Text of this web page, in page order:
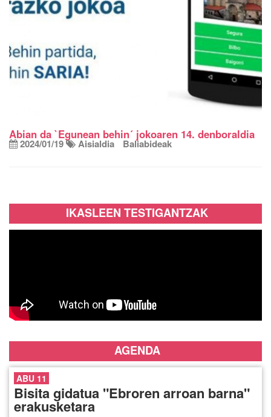
Abian da `Egunean behin´ jokoaren 14. denboraldia
2024/01/19 Aisialdia Baliabideak
IKASLEEN TESTIGANTZAK
AGENDA
ABU 11
Bisita gidatua "Ebroren arroan barna"
erakusketara